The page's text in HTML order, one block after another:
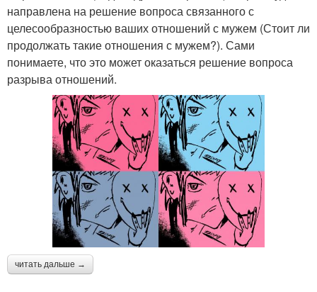
направлена на решение вопроса связанного с
целесообразностью ваших отношений с мужем (Стоит ли
продолжать такие отношения с мужем?). Сами
понимаете, что это может оказаться решение вопроса
разрыва отношений.
читать дальше →